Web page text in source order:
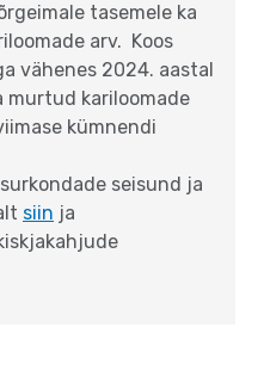
tasemele ka
arv. Koos
vähenes 2024. aastal
kariloomade
kümnendi
seisund ja
siin ja